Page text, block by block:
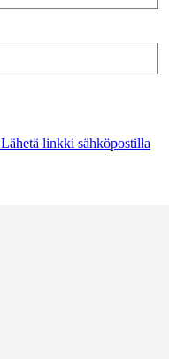
Lähetä linkki sähköpostilla